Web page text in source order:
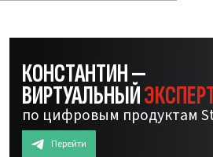
КОНСТАНТИН —
ВИРТУАЛЬНЫЙ
по цифровым продуктам
Перейти